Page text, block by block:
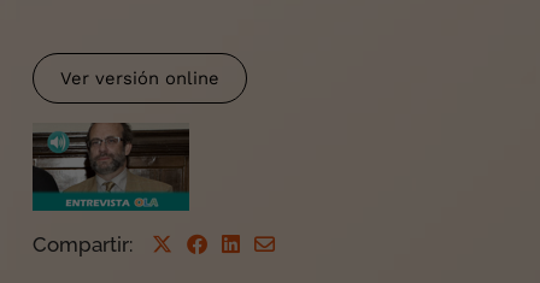
Ver versión online
Compartir: